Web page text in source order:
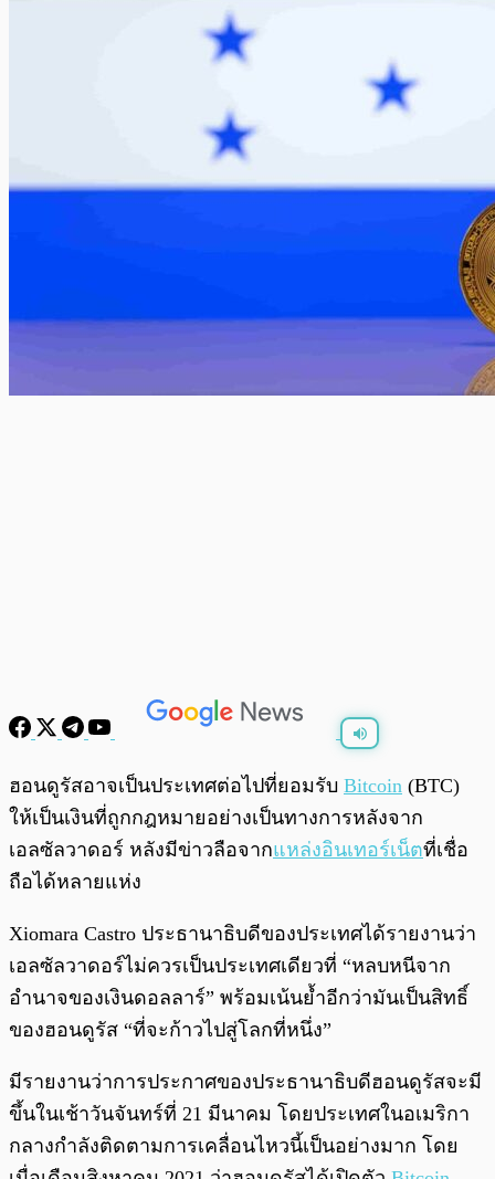
พร้อมเล่น
ฮอนดูรัสอาจเป็นประเทศต่อไปที่ยอมรับ Bitcoin (BTC)
ให้เป็นเงินที่ถูกกฎหมายอย่างเป็นทางการหลังจาก
เอลซัลวาดอร์ หลังมีข่าวลือจากแหล่งอินเทอร์เน็ตที่เชื่อ
ถือได้หลายแห่ง
Xiomara Castro ประธานาธิบดีของประเทศได้รายงานว่า
เอลซัลวาดอร์ไม่ควรเป็นประเทศเดียวที่ “หลบหนีจาก
อำนาจของเงินดอลลาร์” พร้อมเน้นย้ำอีกว่ามันเป็นสิทธิ์
ของฮอนดูรัส “ที่จะก้าวไปสู่โลกที่หนึ่ง”
มีรายงานว่าการประกาศของประธานาธิบดีฮอนดูรัสจะมี
ขึ้นในเช้าวันจันทร์ที่ 21 มีนาคม โดยประเทศในอเมริกา
กลางกำลังติดตามการเคลื่อนไหวนี้เป็นอย่างมาก โดย